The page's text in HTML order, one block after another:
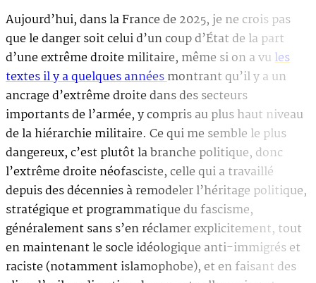
Aujourd’hui, dans la France de 2025, je ne crois pas
que le danger soit celui d’un coup d’État de la part
d’une extrême droite militaire, même si on a vules
textes il y a quelques annéesmontrant qu’il y a un
ancrage d’extrême droite dans des secteurs
importants de l’armée, y compris au plus haut niveau
de la hiérarchie militaire. Ce qui me semble le plus
dangereux, c’est plutôt la branche politique, donc
l’extrême droite néofasciste, celle qui a travaillé
depuis des décennies à remodeler l’héritage politique,
stratégique et programmatique du fascisme,
généralement sans s’en réclamer explicitement, tout
en maintenant le socle idéologique anti-immigrés et
raciste (notamment islamophobe), et en faisant des